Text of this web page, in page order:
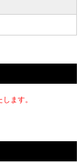
ます。